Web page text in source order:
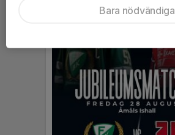
Bara nödvändiga